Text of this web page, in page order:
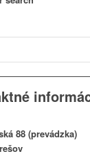
88 (prevádzka)